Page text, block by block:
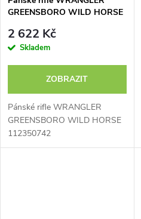
GREENSBORO WILD HORSE
2 622 Kč
Skladem
ZOBRAZIT
Pánské rifle WRANGLER
GREENSBORO WILD HORSE
112350742